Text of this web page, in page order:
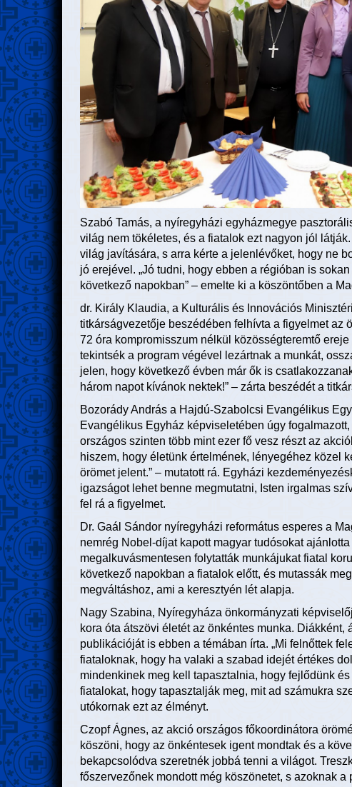
Szabó Tamás, a nyíregyházi egyházmegye
világ nem tökéletes, és a fiatalok ezt nagyon jól
világ javítására, s arra kérte a jelenlévőket, hogy ne
jó erejével. „Jó tudni, hogy ebben a régióban is
következő napokban” – emelte ki a köszöntőben a
dr. Király Klaudia, a Kulturális és Innovációs
titkárságvezetője beszédében felhívta a figyelmet az
72 óra kompromisszum nélkül közösségteremtő
tekintsék a program végével lezártnak a munkát,
jelen, hogy következő évben már ők is
három napot kívánok nektek!” – zárta beszédét a
Bozorády András a Hajdú-Szabolcsi Evangélikus
Evangélikus Egyház képviseletében úgy
országos szinten több mint ezer fő vesz részt az
hiszem, hogy életünk értelmének, lényegéhez közel
örömet jelent.” – mutatott rá. Egyházi
igazságot lehet benne megmutatni, Isten irgalmas
fel rá a figyelmet.
Dr. Gaál Sándor nyíregyházi református esperes a
nemrég Nobel-díjat kapott magyar tudósokat
megalkuvásmentesen folytatták munkájukat fiatal
következő napokban a fiatalok előtt, és mutassák
megváltáshoz, ami a keresztyén lét alapja.
Nagy Szabina, Nyíregyháza önkormányzati
kora óta átszövi életét az önkéntes munka.
publikációját is ebben a témában írta. „Mi felnőttek
fiataloknak, hogy ha valaki a szabad idejét értékes
mindenkinek meg kell tapasztalnia, hogy fejlődünk
fiatalokat, hogy tapasztalják meg, mit ad számukra
utókornak ezt az élményt.
Czopf Ágnes, az akció országos főkoordinátora
köszöni, hogy az önkéntesek igent mondtak és a
bekapcsolódva szeretnék jobbá tenni a világot.
főszervezőnek mondott még köszönetet, s azoknak